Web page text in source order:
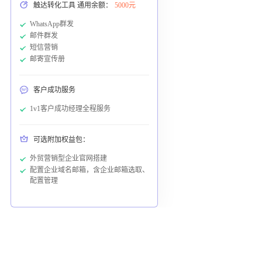
触达转化工具 通用余额： 5000元
WhatsApp群发
邮件群发
短信营销
邮寄宣传册
客户成功服务
1v1客户成功经理全程服务
可选附加权益包：
外贸营销型企业官网搭建
配置企业域名邮箱，含企业邮箱选取、
配置管理